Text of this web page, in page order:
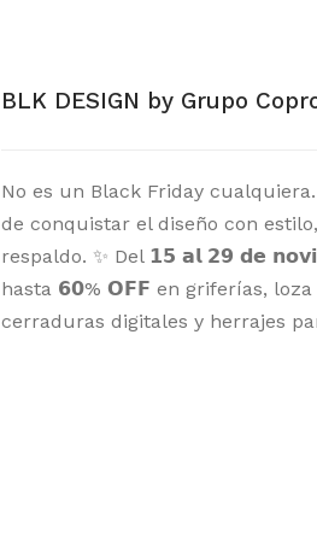
BLK DESIGN by Grupo
No es un Black Friday
de conquistar el diseño con
respaldo. ✨ Del 𝟭𝟱 𝗮𝗹 𝟮𝟵 𝗱𝗲
hasta 𝟲𝟬% 𝗢𝗙𝗙 en griferías, loza
cerraduras digitales y herrajes